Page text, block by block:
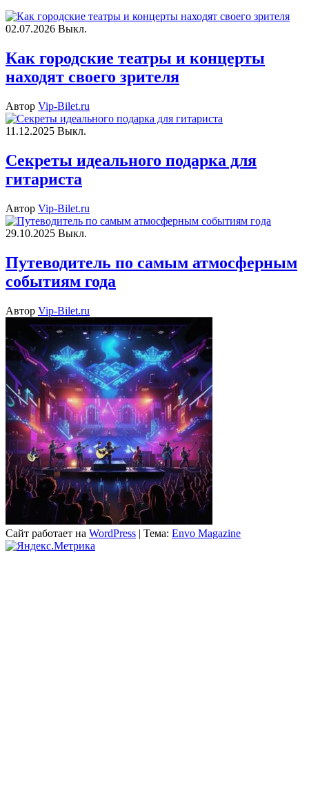
02.07.2026 Выкл.
Как городские театры и концерты
находят своего зрителя
Автор Vip-Bilet.ru
11.12.2025 Выкл.
Секреты идеального подарка для
гитариста
Автор Vip-Bilet.ru
29.10.2025 Выкл.
Путеводитель по самым атмосферным
событиям года
Автор Vip-Bilet.ru
Сайт работает на WordPress | Тема: Envo Magazine